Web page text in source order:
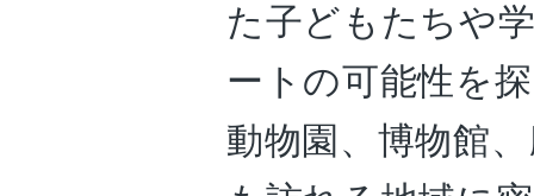
た子どもたちや
ートの可能性を
動物園、博物館